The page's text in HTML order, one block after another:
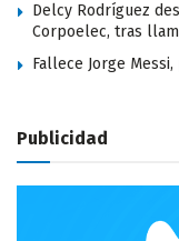
Delcy Rodríguez
Corpoelec, tras
Fallece Jorge
Publicidad